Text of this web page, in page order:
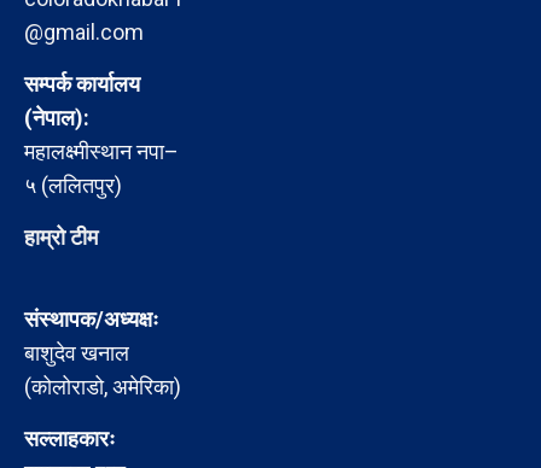
@gmail.com
सम्पर्क कार्यालय
(नेपाल):
महालक्ष्मीस्थान नपा–
५ (ललितपुर)
हाम्रो टीम
संस्थापक/अध्यक्षः
बाशुदेव खनाल
(कोलोराडो, अमेरिका)
सल्लाहकारः